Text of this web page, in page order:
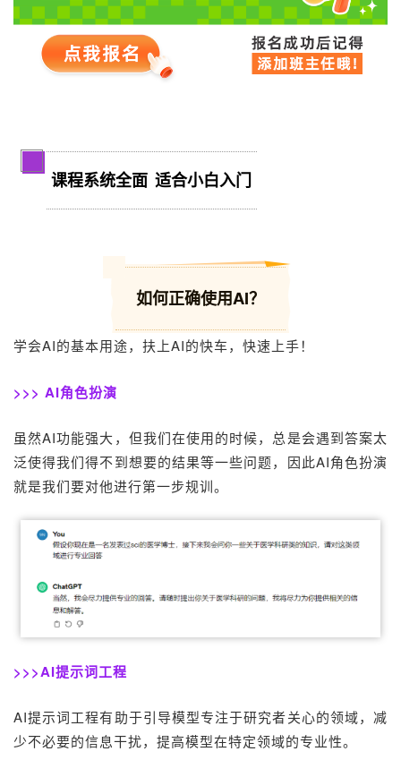
1 课程系统全面 适合小白入门
如何正确使用AI？
学会AI的基本用途，扶上AI的快车，快速上手！
>>> AI角色扮演
虽然AI功能强大，但我们在使用的时候，总是会遇到答案太
泛使得我们得不到想要的结果等一些问题，因此AI角色扮演
就是我们要对他进行第一步规训。
>>>AI提示词工程
AI提示词工程有助于引导模型专注于研究者关心的领域，减
少不必要的信息干扰，提高模型在特定领域的专业性。